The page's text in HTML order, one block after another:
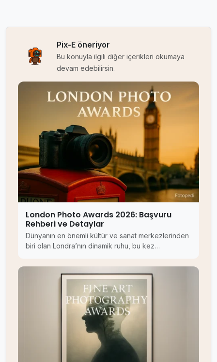
Pix-E öneriyor
Bu konuyla ilgili diğer içerikleri okumaya
devam edebilirsin.
London Photo Awards 2026: Başvuru
Rehberi ve Detaylar
Dünyanın en önemli kültür ve sanat merkezlerinden
biri olan Londra’nın dinamik ruhu, bu kez…